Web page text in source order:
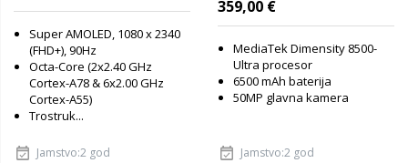
Super AMOLED, 1080 x 2340
(FHD+), 90Hz
Octa-Core (2x2.40 GHz
Cortex-A78 & 6x2.00 GHz
Cortex-A55)
Trostruk...
Jamstvo:2 god
359,00 €
MediaTek Dimensity 8500-
Ultra procesor
6500 mAh baterija
50MP glavna kamera
Jamstvo:2 god